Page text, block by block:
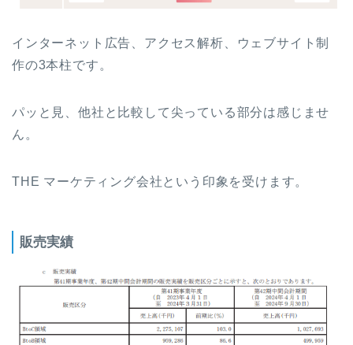
インターネット広告、アクセス解析、ウェブサイト制
作の3本柱です。
パッと見、他社と比較して尖っている部分は感じませ
ん。
THE マーケティング会社という印象を受けます。
販売実績